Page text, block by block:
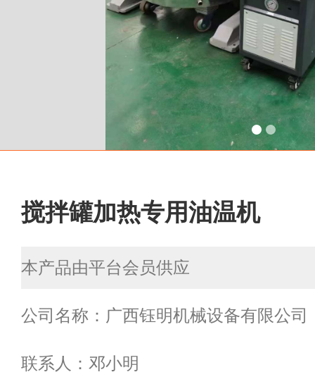
搅拌罐加热专用油温机
本产品由平台会员供应
公司名称： 广西钰明机械设备有限公司
联系人： 邓小明